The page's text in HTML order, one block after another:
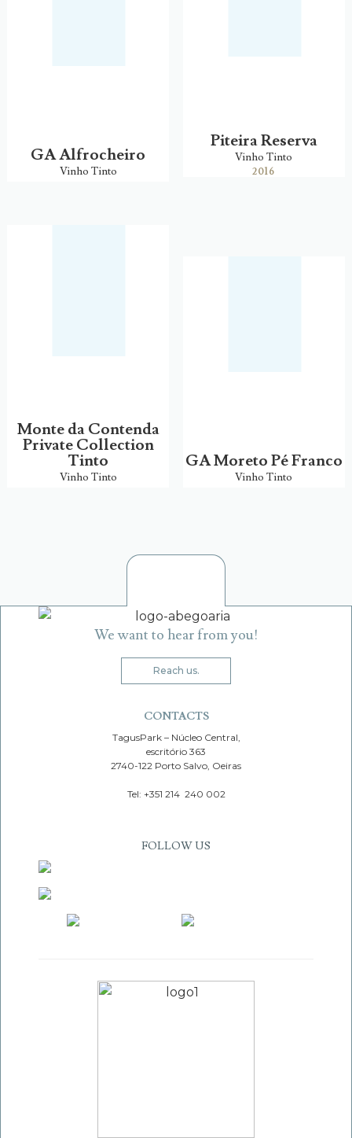
GA Alfrocheiro
Vinho Tinto
Piteira Reserva
Vinho Tinto
2016
Monte da Contenda
Private Collection
Tinto
Vinho Tinto
GA Moreto Pé Franco
Vinho Tinto
CONTACTS
TagusPark – Núcleo Central,
escritório 363
2740-122 Porto Salvo, Oeiras
Tel: +351 214 240 002
We want to hear from you!
Reach us.
FOLLOW US